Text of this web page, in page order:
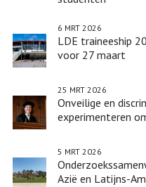
LDE traineeship
voor 27 maart
6 MRT 2026
Onveilige en
experimenteren
25 MRT 2026
Azië en Latijns-
5 MRT 2026